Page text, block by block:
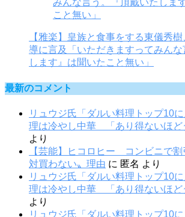
【雅楽】皇族と食事をする東儀秀
導に言及「いただきますってみん
します』は聞いたこと無い」
最新のコメント
リュウジ氏「ダルい料理トップ10
理は冷やし中華 「あり得ないほど
より
【芸能】ヒコロヒー コンビニで割
対買わない〟理由 に 匿名 より
リュウジ氏「ダルい料理トップ10
理は冷やし中華 「あり得ないほど
より
リュウジ氏「ダルい料理トップ10